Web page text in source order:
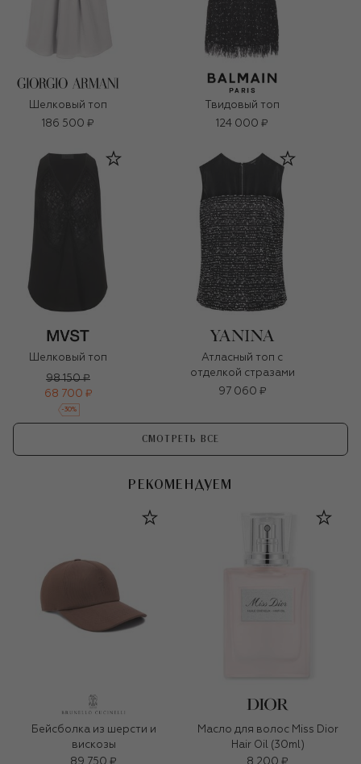
Шелковый топ
186 500 ₽
Твидовый топ
124 000 ₽
Шелковый топ
98 150 ₽
68 700 ₽
-30%
Атласный топ с
отделкой стразами
97 060 ₽
СМОТРЕТЬ ВСЕ
РЕКОМЕНДУЕМ
Бейсболка из шерсти и
вискозы
89 750 ₽
Масло для волос Miss Dior
Hair Oil (30ml)
8 200 ₽